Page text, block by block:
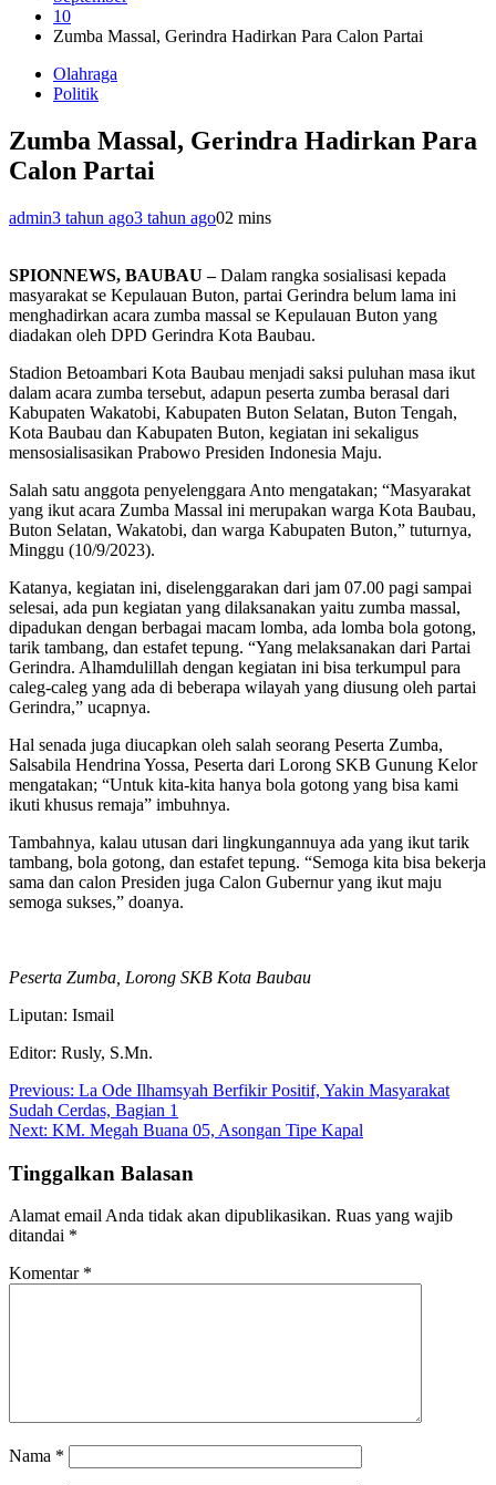
10
Zumba Massal, Gerindra Hadirkan Para Calon Partai
Olahraga
Politik
Zumba Massal, Gerindra Hadirkan Para
Calon Partai
admin3 tahun ago3 tahun ago02 mins
SPIONNEWS, BAUBAU –Dalam rangka sosialisasi kepada
masyarakat se Kepulauan Buton, partai Gerindra belum lama ini
menghadirkan acara zumba massal se Kepulauan Buton yang
diadakan oleh DPD Gerindra Kota Baubau.
Stadion Betoambari Kota Baubau menjadi saksi puluhan masa ikut
dalam acara zumba tersebut, adapun peserta zumba berasal dari
Kabupaten Wakatobi, Kabupaten Buton Selatan, Buton Tengah,
Kota Baubau dan Kabupaten Buton, kegiatan ini sekaligus
mensosialisasikan Prabowo Presiden Indonesia Maju.
Salah satu anggota penyelenggara Anto mengatakan; “Masyarakat
yang ikut acara Zumba Massal ini merupakan warga Kota Baubau,
Buton Selatan, Wakatobi, dan warga Kabupaten Buton,” tuturnya,
Minggu (10/9/2023).
Katanya, kegiatan ini, diselenggarakan dari jam 07.00 pagi sampai
selesai, ada pun kegiatan yang dilaksanakan yaitu zumba massal,
dipadukan dengan berbagai macam lomba, ada lomba bola gotong,
tarik tambang, dan estafet tepung. “Yang melaksanakan dari Partai
Gerindra. Alhamdulillah dengan kegiatan ini bisa terkumpul para
caleg-caleg yang ada di beberapa wilayah yang diusung oleh partai
Gerindra,” ucapnya.
Hal senada juga diucapkan oleh salah seorang Peserta Zumba,
Salsabila Hendrina Yossa, Peserta dari Lorong SKB Gunung Kelor
mengatakan; “Untuk kita-kita hanya bola gotong yang bisa kami
ikuti khusus remaja” imbuhnya.
Tambahnya, kalau utusan dari lingkungannuya ada yang ikut tarik
tambang, bola gotong, dan estafet tepung. “Semoga kita bisa bekerja
sama dan calon Presiden juga Calon Gubernur yang ikut maju
semoga sukses,” doanya.
Peserta Zumba, Lorong SKB Kota Baubau
Liputan: Ismail
Editor: Rusly, S.Mn.
Navigasi
pos
Previous: La Ode Ilhamsyah Berfikir Positif, Yakin Masyarakat
Sudah Cerdas, Bagian 1
Next: KM. Megah Buana 05, Asongan Tipe Kapal
Tinggalkan Balasan
Alamat email Anda tidak akan dipublikasikan. Ruas yang wajib
ditandai *
Komentar *
Nama *